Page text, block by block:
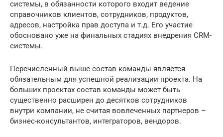
системы, в обязанности которого входит ведение
справочников клиентов, сотрудников, продуктов,
адресов, настройка прав доступа и т.д. Его участие
обосновано уже на финальных стадиях внедрения CRM-
системы.
Перечисленный выше состав команды является
обязательным для успешной реализации проекта. На
больших проектах состав команды может быть
существенно расширен до десятков сотрудников
внутри компании, не считая вовлеченных партнеров –
бизнес-консультантов, интеграторов, вендоров.